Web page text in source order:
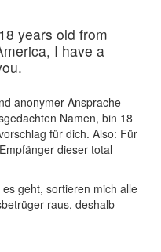
years old from
I have a
anonymer Ansprache
Namen, bin 18
für dich. Also: Für
dieser total
geht, sortieren mich alle
raus, deshalb